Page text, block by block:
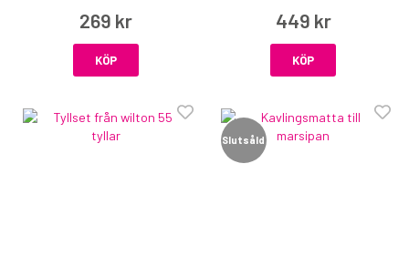
269 kr
KÖP
449 kr
KÖP
Slutsåld